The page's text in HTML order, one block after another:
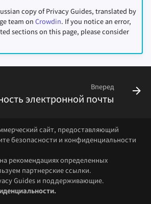
copy of Privacy Guides, translated by
team on Crowdin. If you notice an error,
sections on this page, please consider
Вперед
электронной почты
сайт, предоставляющий
безопасности и конфиденциальности
рекомендациях определенных
партнерские ссылки.
Guides и поддерживающие.